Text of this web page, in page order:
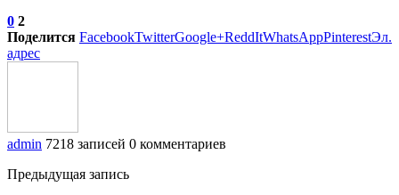
0 2
Поделится FacebookTwitterGoogle+ReddItWhatsAppPinterestЭл.
адрес
admin 7218 записей 0 комментариев
Предыдущая запись